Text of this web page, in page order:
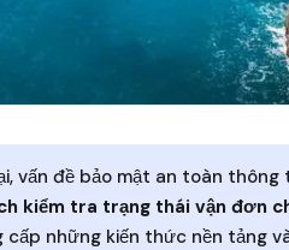
vấn đề bảo mật an toàn
kiểm tra trạng thái vận đơn
những kiến thức nền tảng